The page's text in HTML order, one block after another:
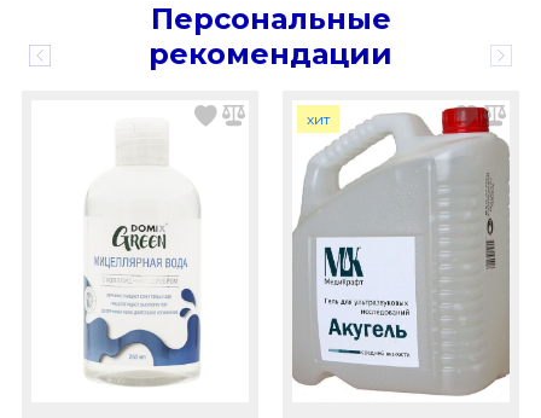
Персональные
рекомендации
хит